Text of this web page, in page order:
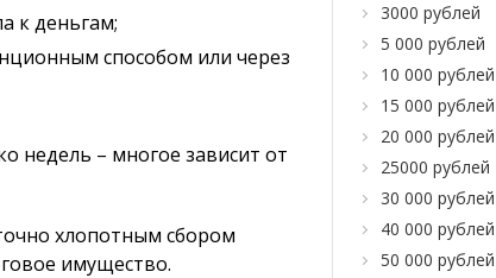
к деньгам;
способом или через
недель – многое зависит от
хлопотным сбором
имущество.
3000 рублей
5 000 рублей
10 000 рублей
15 000 рублей
20 000 рублей
25000 рублей
30 000 рублей
40 000 рублей
50 000 рублей